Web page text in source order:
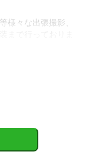
様々な出張撮影、
合わせて技術スタ
下さい。